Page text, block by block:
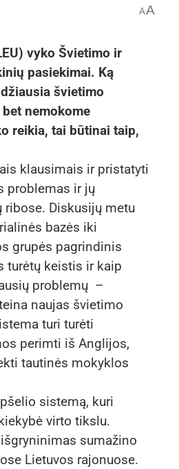
AA
vyko Švietimo ir
pasiekimai. Ką
švietimo
nemokome
reikia, tai būtinai taip,
klausimais ir pristatyti
problemas ir jų
Diskusijų metu
bazės iki
grupės pagrindinis
turėtų keistis ir kaip
problemų –
naujas švietimo
turi turėti
perimti iš Anglijos,
tautinės mokyklos
sistemą, kuri
virto tikslu.
sumažino
Lietuvos rajonuose.